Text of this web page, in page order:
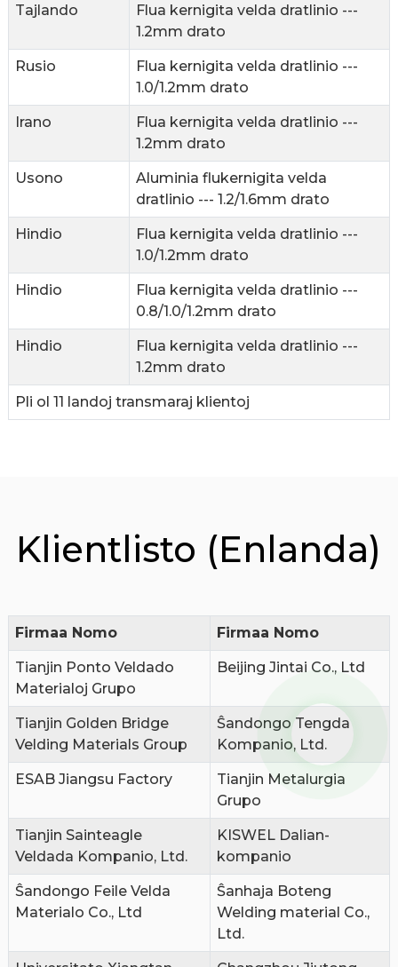
Tajlando
Flua kernigita velda dratlinio ---
1.2mm drato
Rusio
Flua kernigita velda dratlinio ---
1.0/1.2mm drato
Irano
Flua kernigita velda dratlinio ---
1.2mm drato
Usono
Aluminia flukernigita velda
dratlinio --- 1.2/1.6mm drato
Hindio
Flua kernigita velda dratlinio ---
1.0/1.2mm drato
Hindio
Flua kernigita velda dratlinio ---
0.8/1.0/1.2mm drato
Hindio
Flua kernigita velda dratlinio ---
1.2mm drato
Pli ol 11 landoj transmaraj klientoj
Klientlisto (Enlanda)
Firmaa Nomo Firmaa Nomo
Tianjin Ponto Veldado
Materialoj Grupo
Beijing Jintai Co., Ltd
Tianjin Golden Bridge
Velding Materials Group
Ŝandongo Tengda
Kompanio, Ltd.
ESAB Jiangsu Factory
Tianjin Metalurgia
Grupo
Tianjin Sainteagle
Veldada Kompanio, Ltd.
KISWEL Dalian-
kompanio
Ŝandongo Feile Velda
Materialo Co., Ltd
Ŝanhaja Boteng
Welding material Co.,
Ltd.